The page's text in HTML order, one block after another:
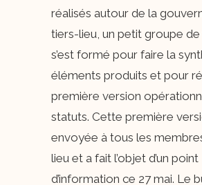
réalisés autour de la
tiers-lieu, un petit groupe de
s’est formé pour faire la
éléments produits et pour
première version
statuts. Cette première
envoyée à tous les
lieu et a fait l’objet d’un point
d’information ce 27 mai. Le